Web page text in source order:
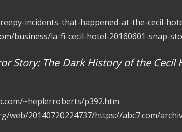
incidents-that-happened-at-the-cecil-
business/la-fi-cecil-hotel-20160601-snap-
Story: The Dark History of the Cecil
~heplerroberts/p392.htm
web/20140720224737/https://abc7.com/